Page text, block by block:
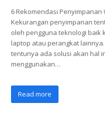
6 Rekomendasi
Kekurangan penyimpanan
oleh pengguna teknologi baik
laptop atau perangkat
tentunya ada solusi akan hal
menggunakan…
Read more